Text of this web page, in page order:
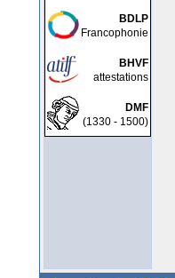
BDLP
Francophonie
BHVF
attestations
DMF
(1330 - 1500)